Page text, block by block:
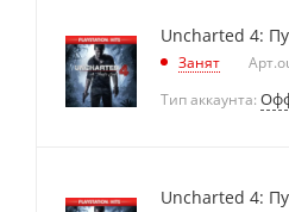
Uncharted 4:
Занят Арт.
Тип аккаунта:
Uncharted 4: